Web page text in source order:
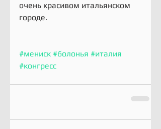
очень красивом итальянском
городе.
#мениск #болонья #италия
#конгресс